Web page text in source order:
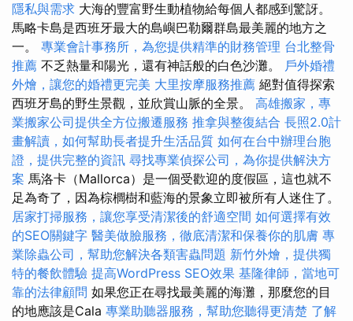
隱私與需求 大海的豐富野生動植物給每個人都感到驚訝。
馬略卡島是西班牙最大的島嶼巴勒爾群島最美麗的地方之
一。 專業會計事務所，為您提供精準的財務管理 台北整骨
推薦 不乏熱量和陽光，還有神話般的白色沙灘。 戶外婚禮
外燴，讓您的婚禮更完美 大里按摩服務推薦 絕對值得探索
西班牙島的野生景觀，並欣賞山脈的全景。 高雄搬家，專
業搬家公司提供全方位搬遷服務 推拿與整復結合 長照2.0計
畫解讀，如何幫助長者提升生活品質 如何在台中辦理台胞
證，提供完整的資訊 尋找專業偵探公司，為你提供解決方
案 馬洛卡（Mallorca）是一個受歡迎的度假區，這也就不
足為奇了，因為棕櫚樹和藍海的景象立即被所有人迷住了。
居家打掃服務，讓您享受清潔後的舒適空間 如何選擇有效
的SEO關鍵字 醫美做臉服務，徹底清潔和保養你的肌膚 專
業除蟲公司，幫助您解決各類害蟲問題 新竹外燴，提供獨
特的餐飲體驗 提高WordPress SEO效果 基隆律師，當地可
靠的法律顧問 如果您正在尋找最美麗的海灘，那麼您的目
的地應該是Cala 專業助聽器服務，幫助您聽得更清楚 了解